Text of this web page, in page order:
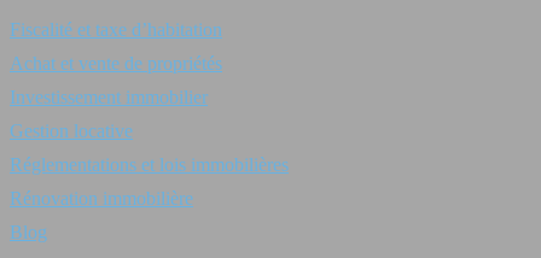
Fiscalité et taxe d’habitation
Achat et vente de propriétés
Investissement immobilier
Gestion locative
Réglementations et lois immobilières
Rénovation immobilière
Blog